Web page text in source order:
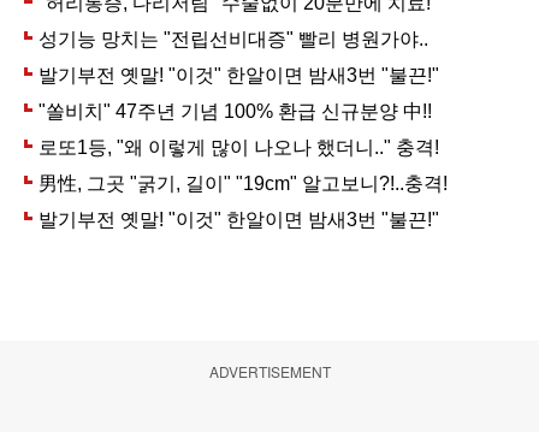
ADVERTISEMENT